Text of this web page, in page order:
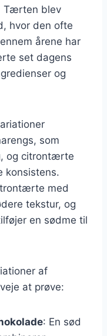
Tærten blev
hvor den ofte
årene har
set dagens
og
som
og citrontærte
konsistens.
med
tekstur, og
en sødme til
af
at prøve:
: En sød